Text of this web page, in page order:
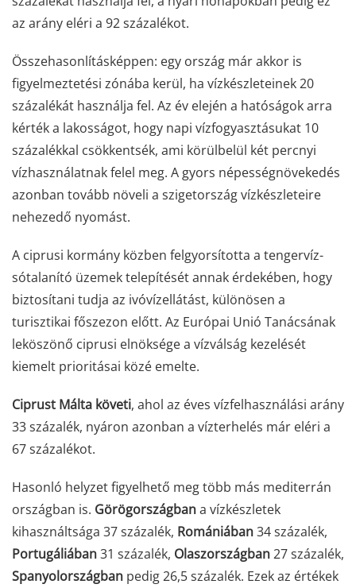
az arány eléri a 92 százalékot.
Összehasonlításképpen: egy ország már akkor is
figyelmeztetési zónába kerül, ha vízkészleteinek 20
százalékát használja fel. Az év elején a hatóságok arra
kérték a lakosságot, hogy napi vízfogyasztásukat 10
százalékkal csökkentsék, ami körülbelül két percnyi
vízhasználatnak felel meg. A gyors népességnövekedés
azonban tovább növeli a szigetország vízkészleteire
nehezedő nyomást.
A ciprusi kormány közben felgyorsította a tengervíz-
sótalanító üzemek telepítését annak érdekében, hogy
biztosítani tudja az ivóvízellátást, különösen a
turisztikai főszezon előtt. Az Európai Unió Tanácsának
leköszönő ciprusi elnöksége a vízválság kezelését
kiemelt prioritásai közé emelte.
Ciprust Málta követi, ahol az éves vízfelhasználási arány
33 százalék, nyáron azonban a vízterhelés már eléri a
67 százalékot.
Hasonló helyzet figyelhető meg több más mediterrán
országban is. Görögországbana vízkészletek
kihasználtsága 37 százalék, Romániában34 százalék,
Portugáliában31 százalék, Olaszországban27 százalék,
Spanyolországban pedig 26,5 százalék. Ezek az értékek